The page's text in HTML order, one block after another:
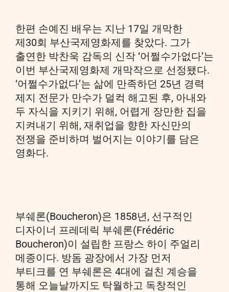
한편 손예진 배우는 지난 17일 개막한
제30회 부산국제영화제를 찾았다. 그가
출연한 박찬욱 감독의 신작 ‘어쩔수가없다’는
이번 부산국제영화제 개막작으로 선정됐다.
‘어쩔수가없다’는 삶에 만족하던 25년 경력
제지 전문가 만수가 덜컥 해고된 후, 아내와
두 자식을 지키기 위해, 어렵게 장만한 집을
지켜내기 위해, 재취업을 향한 자신만의
전쟁을 준비하며 벌어지는 이야기를 담은
영화다.
부쉐론(Boucheron)은 1858년, 선구적인
디자이너 프레데릭 부쉐론(Frédéric
Boucheron)이 설립한 프랑스 하이 주얼리
메종이다. 방돔 광장에서 가장 먼저
부티크를 연 부쉐론은 4대에 걸친 계승을
통해 오늘날까지도 탁월하고 독창적인